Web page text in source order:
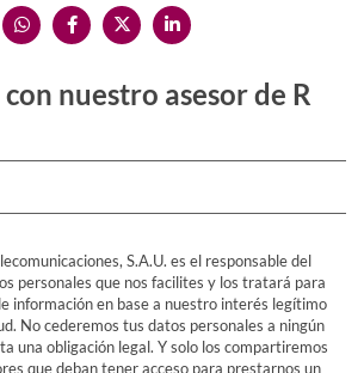
nuestro asesor de R
S.A.U. es el responsable del
personales que nos facilites y los tratará para
información en base a nuestro interés legítimo
No cederemos tus datos personales a ningún
una obligación legal. Y solo los compartiremos
que deban tener acceso para prestarnos un